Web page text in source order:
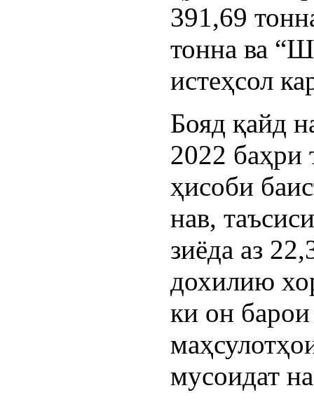
391,69
тонна ва
истеҳсол
Бояд қайд
2022 баҳри
ҳисоби
нав,
зиёда аз
дохилию
ки он
мусоидат